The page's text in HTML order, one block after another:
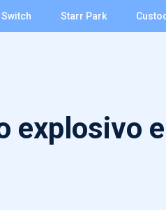
Starr Park
explosivo